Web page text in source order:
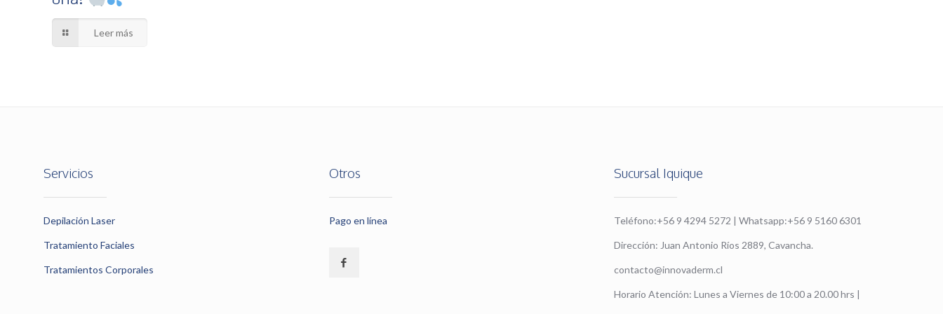
Leer más
Servicios
Depilación Laser
Tratamiento Faciales
Tratamientos Corporales
Otros
Pago en línea
Sucursal Iquique
Teléfono:+56 9 4294 5272 | Whatsapp:+56 9 5160 6301
Dirección: Juan Antonio Ríos 2889, Cavancha.
contacto@innovaderm.cl
Horario Atención: Lunes a Viernes de 10:00 a 20.00 hrs |